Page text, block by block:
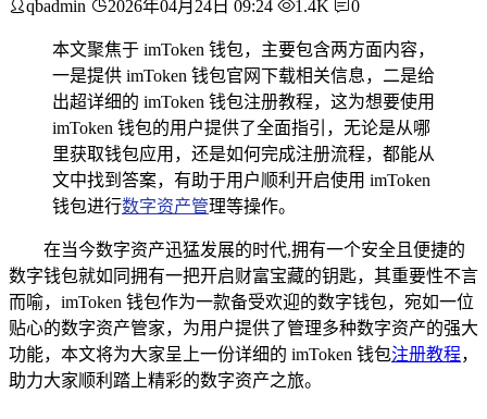
qbadmin 2026年04月24日 09:24 1.4K 0
本文聚焦于 imToken 钱包，主要包含两方面内容，
一是提供 imToken 钱包官网下载相关信息，二是给
出超详细的 imToken 钱包注册教程，这为想要使用
imToken 钱包的用户提供了全面指引，无论是从哪
里获取钱包应用，还是如何完成注册流程，都能从
文中找到答案，有助于用户顺利开启使用 imToken
钱包进行数字资产管理等操作。
在当今数字资产迅猛发展的时代,拥有一个安全且便捷的
数字钱包就如同拥有一把开启财富宝藏的钥匙，其重要性不言
而喻，imToken 钱包作为一款备受欢迎的数字钱包，宛如一位
贴心的数字资产管家，为用户提供了管理多种数字资产的强大
功能，本文将为大家呈上一份详细的 imToken 钱包注册教程，
助力大家顺利踏上精彩的数字资产之旅。